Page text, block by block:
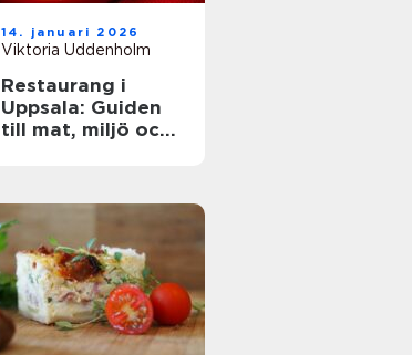
14. januari 2026
Viktoria Uddenholm
Restaurang i
Uppsala: Guiden
till mat, miljö och